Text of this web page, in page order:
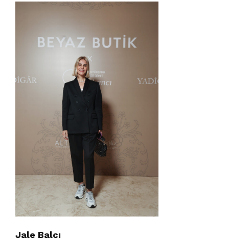
Jale Balcı